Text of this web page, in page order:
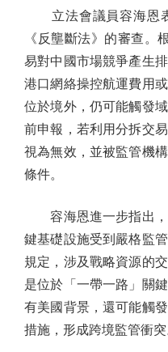
立法會議員容海恩表
《反壟斷法》的審查。
易對中國市場競爭產生
港口網絡操控航運費用
位於境外，仍可能觸發
前申報，若利用分拆交
視為無效，並被監管機
條件。
容海恩進一步指出，
鍵基礎設施受到嚴格監
規定，涉及戰略資源的
是位於「一帶一路」關
有美國背景，還可能觸
措施，形成跨境監管衝突